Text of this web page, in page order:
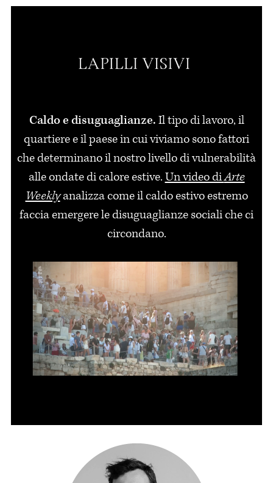
Caldo e disuguaglianze.Il tipo di lavoro, il
quartiere e il paese in cui viviamo sono fattori
che determinano il nostro livello di vulnerabilità
alle ondate di calore estive.Un video diArte
Weeklyanalizza come il caldo estivo estremo
faccia emergere le disuguaglianze sociali che ci
circondano.